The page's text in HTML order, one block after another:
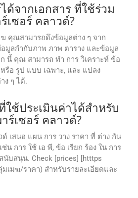
ด้จากเอกสาร ที่ใช้ร่วม
เซอร์ คลาวด์?
คุณสามารถดึงข้อมูลต่าง ๆ จาก
มูลกํากับภาพ ภาพ ตาราง และข้อมูล
นี้ คุณ สามารถ ทํา การ วิเคราะห์ ข้อ
รือ รูป แบบ เฉพาะ, และ แปลง
ง ๆ ได้.
ใช้ประเมินค่าได้สําหรับ
ร์เซอร์ คลาวด์?
เสนอ แผน การ วาง ราคา ที่ ต่าง กัน
น การ ใช้ เอ พี, ข้อ เรียก ร้อง ใน การ
นับสนุน. Check [prices] [htttps
มเมฆ/ราคา) สําหรับรายละเอียดและ